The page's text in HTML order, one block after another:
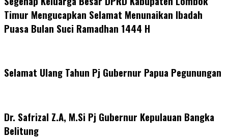
Timur Mengucapkan Selamat Menunaikan Ibadah
Puasa Bulan Suci Ramadhan 1444 H
Selamat Ulang Tahun Pj Gubernur Papua Pegunungan
Dr. Safrizal Z.A, M.Si Pj Gubernur Kepulauan Bangka
Belitung